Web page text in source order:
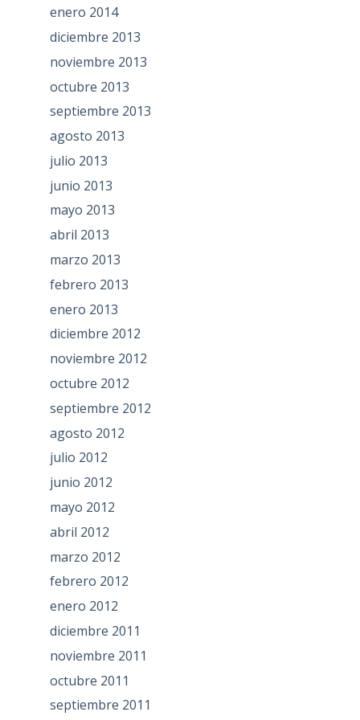
enero 2014
diciembre 2013
noviembre 2013
octubre 2013
septiembre 2013
agosto 2013
julio 2013
junio 2013
mayo 2013
abril 2013
marzo 2013
febrero 2013
enero 2013
diciembre 2012
noviembre 2012
octubre 2012
septiembre 2012
agosto 2012
julio 2012
junio 2012
mayo 2012
abril 2012
marzo 2012
febrero 2012
enero 2012
diciembre 2011
noviembre 2011
octubre 2011
septiembre 2011